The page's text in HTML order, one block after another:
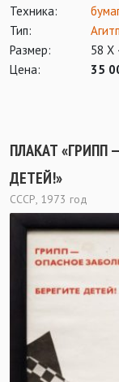
Техника:
Тип:
Размер:
58 Х
Цена:
35
ПЛАКАТ «ГРИПП
ДЕТЕЙ!»
СССР, 1973 год